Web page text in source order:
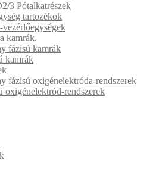
3 Pótalkatrészek
tartozékok
kamrák.
fázisú kamrák
kamrák
fázisú oxigénelektróda-rendszerek
oxigénelektród-rendszerek